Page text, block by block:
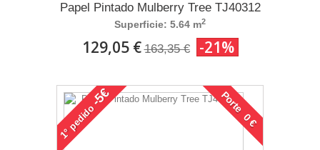
Papel Pintado Mulberry Tree TJ40312
Superficie: 5.64 m2
129,05 € 163,35 € -21%
1°
pedido
-5€ Porte 0 €